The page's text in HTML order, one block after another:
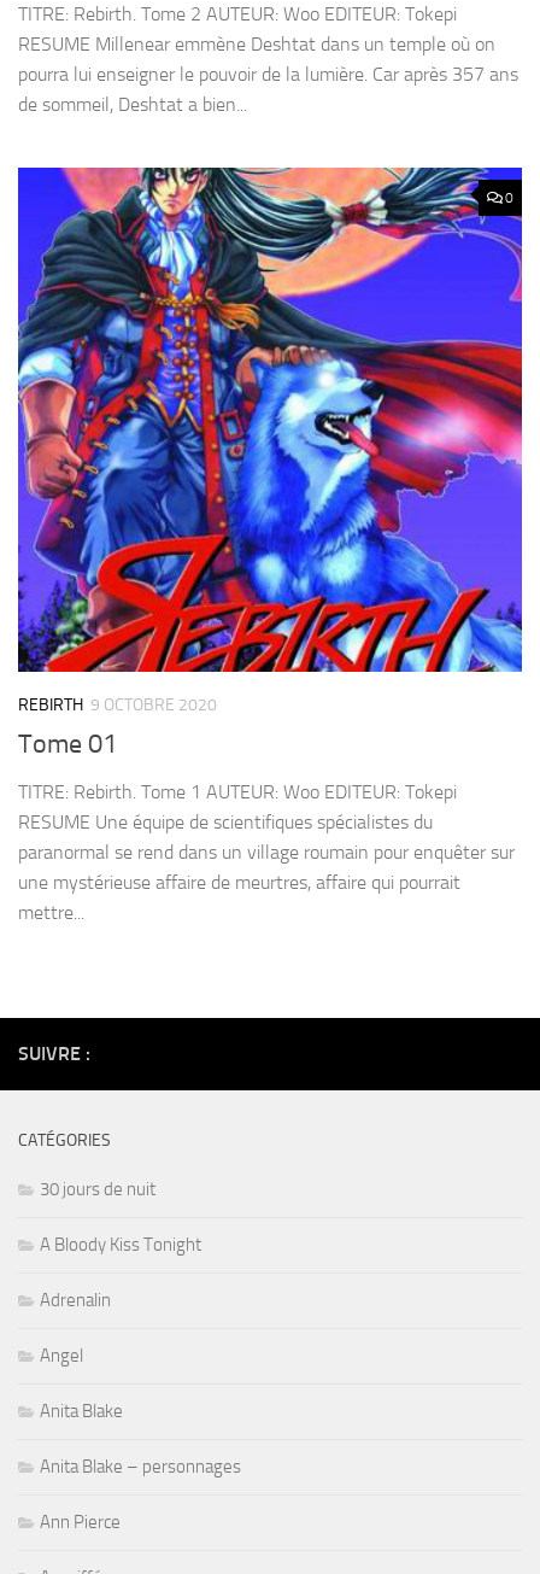
TITRE: Rebirth. Tome 2 AUTEUR: Woo EDITEUR: Tokepi
RESUME Millenear emmène Deshtat dans un temple où on
pourra lui enseigner le pouvoir de la lumière. Car après 357 ans
de sommeil, Deshtat a bien...
0
REBIRTH 9 OCTOBRE 2020
Tome 01
TITRE: Rebirth. Tome 1 AUTEUR: Woo EDITEUR: Tokepi
RESUME Une équipe de scientifiques spécialistes du
paranormal se rend dans un village roumain pour enquêter sur
une mystérieuse affaire de meurtres, affaire qui pourrait
mettre...
SUIVRE :
CATÉGORIES
30 jours de nuit
A Bloody Kiss Tonight
Adrenalin
Angel
Anita Blake
Anita Blake – personnages
Ann Pierce